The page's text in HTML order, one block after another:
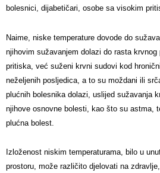
bolesnici, dijabetičari, osobe sa visokim
Naime, niske temperature dovode do
njihovim sužavanjem dolazi do rasta
pritiska, već suženi krvni sudovi kod
neželjenih posljedica, a to su moždani ili
plućnih bolesnika dolazi, uslijed sužavanja
njihove osnovne bolesti, kao što su astma,
plućna bolest.
Izloženost niskim temperaturama, bilo u
prostoru, može različito djelovati na